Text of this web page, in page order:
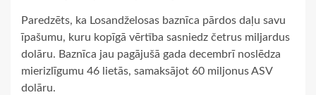
Paredzēts, ka Losandželosas baznīca pārdos daļu savu
īpašumu, kuru kopīgā vērtība sasniedz četrus miljardus
dolāru. Baznīca jau pagājušā gada decembrī noslēdza
mierizlīgumu 46 lietās, samaksājot 60 miljonus ASV
dolāru.